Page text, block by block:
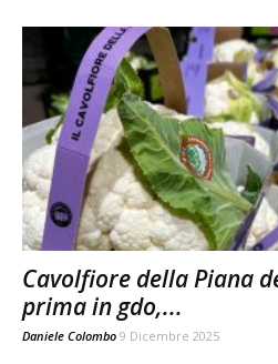
Cavolfiore della Piana
prima in gdo,...
Daniele Colombo 9 Dicembre 2025